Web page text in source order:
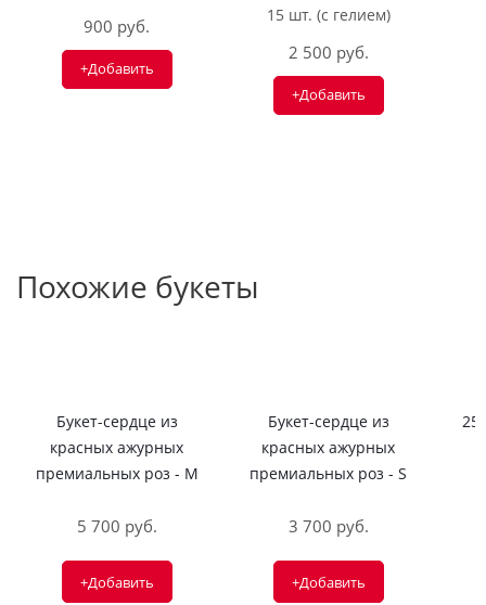
900 руб.
+Добавить
15 шт. (с гелием)
2 500 руб.
+Добавить
Похожие букеты
Букет-сердце из
красных ажурных
премиальных роз - M
5 700 руб.
+Добавить
Букет-сердце из
красных ажурных
премиальных роз - S
3 700 руб.
+Добавить
25